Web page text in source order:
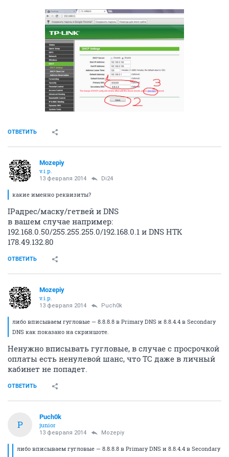
ОТВЕТИТЬ
Mozepiy
v.i.p.
13 февраля 2014 Di24
какие именно реквизиты?
IPадрес/маску/гетвей и DNS
в вашем случае например:
192.168.0.50/255.255.255.0/192.168.0.1 и DNS НТК
178.49.132.80
ОТВЕТИТЬ
Mozepiy
v.i.p.
13 февраля 2014 Puch0k
либо вписываем гугловые — 8.8.8.8 в Primary DNS и 8.8.4.4 в Secondary
DNS как показано на скриншоте.
Ненужно вписывать гугловые, в случае с просрочкой
оплаты есть ненулевой шанс, что ТС даже в личный
кабинет не попадет.
ОТВЕТИТЬ
P
Puch0k
junior
13 февраля 2014 Mozepiy
либо вписываем гугловые — 8.8.8.8 в Primary DNS и 8.8.4.4 в Secondary